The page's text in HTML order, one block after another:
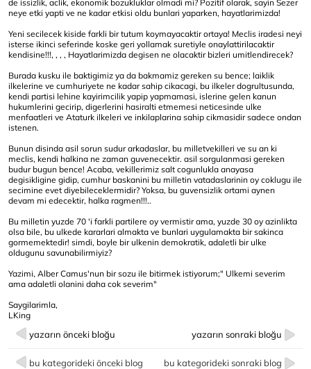
de issizlik, aclik, ekonomik bozukluklar olmadi mi? Pozitif olarak, sayin Sezer
neye etki yapti ve ne kadar etkisi oldu bunlari yaparken, hayatlarimizda!
Yeni secilecek kiside farkli bir tutum koymayacaktir ortaya! Meclis iradesi neyi
isterse ikinci seferinde koske geri yollamak suretiyle onaylattirilacaktir
kendisine!!!, , , , Hayatlarimizda degisen ne olacaktir bizleri umitlendirecek?
Burada kusku ile baktigimiz ya da bakmamiz gereken su bence; laiklik
ilkelerine ve cumhuriyete ne kadar sahip cikacagi, bu ilkeler dogrultusunda,
kendi partisi lehine kayirimcilik yapip yapmamasi, islerine gelen kanun
hukumlerini gecirip, digerlerini hasiralti etmemesi neticesinde ulke
menfaatleri ve Ataturk ilkeleri ve inkilaplarina sahip cikmasidir sadece ondan
istenen.
Bunun disinda asil sorun sudur arkadaslar, bu milletvekilleri ve su an ki
meclis, kendi halkina ne zaman guvenecektir. asil sorgulanmasi gereken
budur bugun bence! Acaba, vekillerimiz salt cogunlukla anayasa
degisikligine gidip, cumhur baskanini bu milletin vatadaslarinin oy coklugu ile
secimine evet diyebileceklermidir? Yoksa, bu guvensizlik ortami aynen
devam mi edecektir, halka ragmen!!!..
Bu milletin yuzde 70 'i farkli partilere oy vermistir ama, yuzde 30 oy azinlikta
olsa bile, bu ulkede kararlari almakta ve bunlari uygulamakta bir sakinca
gormemektedir! simdi, boyle bir ulkenin demokratik, adaletli bir ulke
oldugunu savunabilirmiyiz?
Yazimi, Alber Camus'nun bir sozu ile bitirmek istiyorum;" Ulkemi severim
ama adaletli olanini daha cok severim"
Saygilarimla,
LKing
yazarın önceki bloğu yazarın sonraki bloğu
bu kategorideki önceki blog bu kategorideki sonraki blog